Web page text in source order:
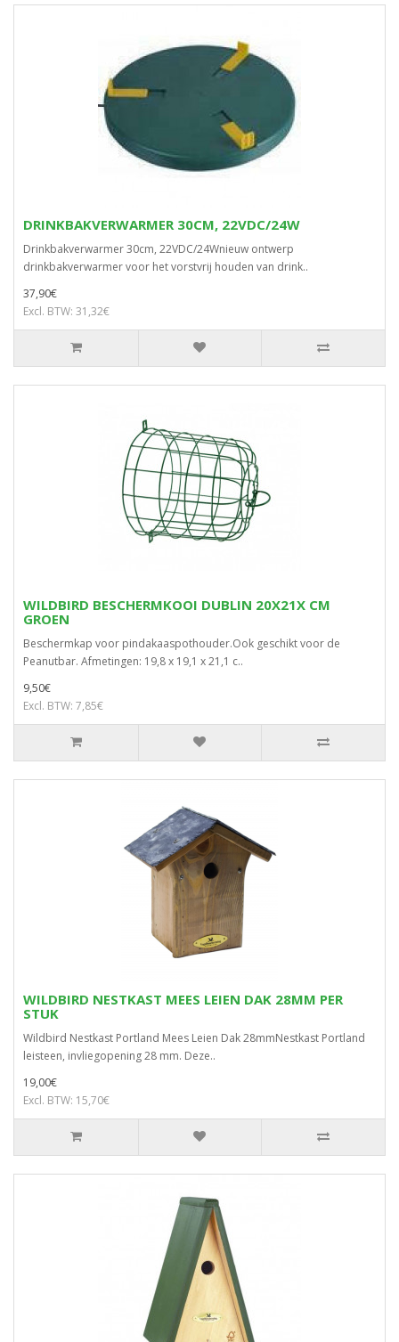
DRINKBAKVERWARMER 30CM, 22VDC/24W
Drinkbakverwarmer 30cm, 22VDC/24Wnieuw ontwerp
drinkbakverwarmer voor het vorstvrij houden van drink..
37,90€
Excl. BTW: 31,32€
WILDBIRD BESCHERMKOOI DUBLIN 20X21X CM
GROEN
Beschermkap voor pindakaaspothouder.Ook geschikt voor de
Peanutbar. Afmetingen: 19,8 x 19,1 x 21,1 c..
9,50€
Excl. BTW: 7,85€
WILDBIRD NESTKAST MEES LEIEN DAK 28MM PER
STUK
Wildbird Nestkast Portland Mees Leien Dak 28mmNestkast Portland
leisteen, invliegopening 28 mm. Deze..
19,00€
Excl. BTW: 15,70€